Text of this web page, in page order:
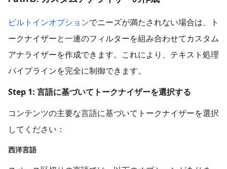
ビルトインオプションでニーズが満たされない場合は、ト
ークナイザーと一連のフィルターを組み合わせてカスタム
アナライザーを作成できます。これにより、テキスト処理
パイプラインを完全に制御できます。
Step 1: 言語に基づいてトークナイザーを選択する
コンテンツの主要な言語に基づいてトークナイザーを選択
してください：
西洋言語